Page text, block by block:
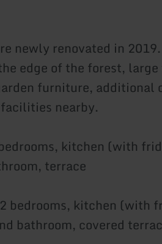
newly renovated in
edge of the forest,
furniture, additional
nearby.
kitchen (with
terrace
bedrooms, kitchen (with
bathroom, covered